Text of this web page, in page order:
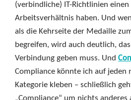
(verbindliche) IT-Richtlinien einen
Arbeitsverhältnis haben. Und
als die Kehrseite der Medaille
begreifen, wird auch deutlich,
Verbindung geben muss. Und
Compliance könnte ich auf jeden
Kategorie kleben – schließlich
„Compliance“ um nichts